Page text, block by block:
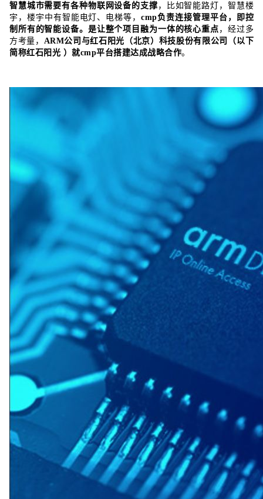
智慧城市需要有各种物联网设备的支撑 ，比如智能路灯，智慧楼
宇，楼宇中有智能电灯、电梯等，cmp负责连接管理平台，即控
制所有的智能设备。是让整个项目融为一体的核心重点 ，经过多
方考量， ARM公司与红石阳光（北京）科技股份有限公司（以下
简称红石阳光 ）就cmp平台搭建达成战略合作。